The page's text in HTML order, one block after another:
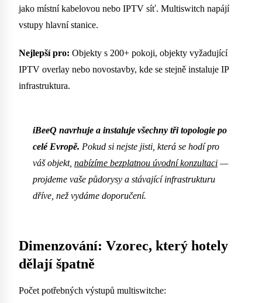
jako místní kabelovou nebo IPTV síť. Multiswitch napájí
vstupy hlavní stanice.
Nejlepší pro: Objekty s 200+ pokoji, objekty vyžadující
IPTV overlay nebo novostavby, kde se stejně instaluje IP
infrastruktura.
iBeeQ navrhuje a instaluje všechny tři topologie po
celé Evropě. Pokud si nejste jisti, která se hodí pro
váš objekt, nabízíme bezplatnou úvodní konzultaci —
projdeme vaše půdorysy a stávající infrastrukturu
dříve, než vydáme doporučení.
Dimenzování: Vzorec, který hotely
dělají špatně
Počet potřebných výstupů multiswitche: